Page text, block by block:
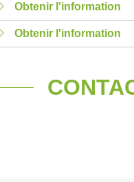
Obtenir l'information
Obtenir l'information